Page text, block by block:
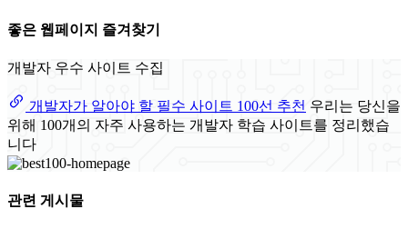
좋은 웹페이지 즐겨찾기
개발자 우수 사이트 수집
개발자가 알아야 할 필수 사이트 100선 추천 우리는 당신을
위해 100개의 자주 사용하는 개발자 학습 사이트를 정리했습
니다
관련 게시물